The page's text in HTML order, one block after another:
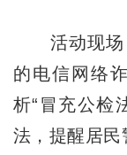
活动现场
的电信网络
析“冒充公检
法，提醒居民